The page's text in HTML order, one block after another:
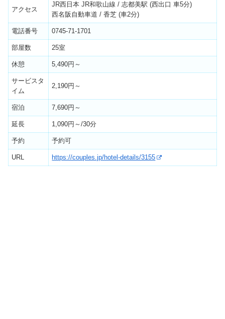
アクセス
JR西日本 JR和歌山線 / 志都美駅 (西出口 車5分)
西名阪自動車道 / 香芝 (車2分)
電話番号 0745-71-1701
部屋数 25室
休憩 5,490円～
サービスタ
イム
2,190円～
宿泊 7,690円～
延長 1,090円～/30分
予約 予約可
URL https://couples.jp/hotel-details/3155